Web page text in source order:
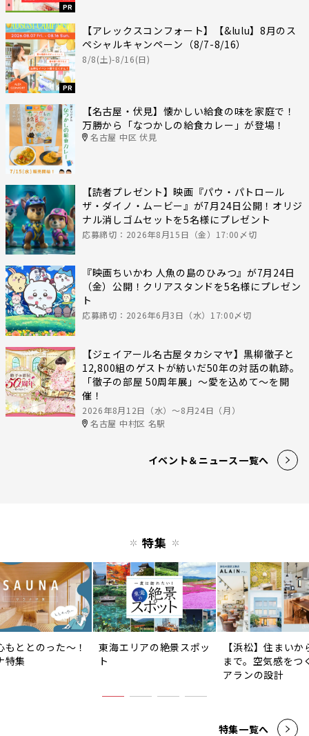
PR
PR
【アレックスコンフォート】【&lulu】8月のス
ペシャルキャンペーン（8/7-8/16）
8/8(土)-8/16(日)
【名古屋・伏見】懐かしい給食の味を家庭で！
万勝から「なつかしの給食カレー」が登場！
名古屋 中区 伏見
【読者プレゼント】映画『パウ・パトロール
ザ・ダイノ・ムービー』が7月24日公開！オリジ
ナル消しゴムセットを5名様にプレゼント
応募締切：2026年8月15日（金）17:00〆切
『映画ちいかわ 人魚の島のひみつ』が7月24日
（金）公開！クリアスタンドを5名様にプレゼン
ト
応募締切：2026年6月3日（水）17:00〆切
【ジェイアール名古屋タカシマヤ】黒柳徹子と
12,800組のゲストが紡いだ50年の対話の軌跡。
「徹子の部屋 50周年展」～愛を込めて～を開
催！
2026年8月12日（水）〜8月24日（月）
名古屋 中村区 名駅
イベント＆ニュース一覧へ
特集
もととのった〜！
特集
東海エリアの絶景スポッ
ト
【浜松】住まいか
まで。空気感をつ
アランの設計
特集一覧へ